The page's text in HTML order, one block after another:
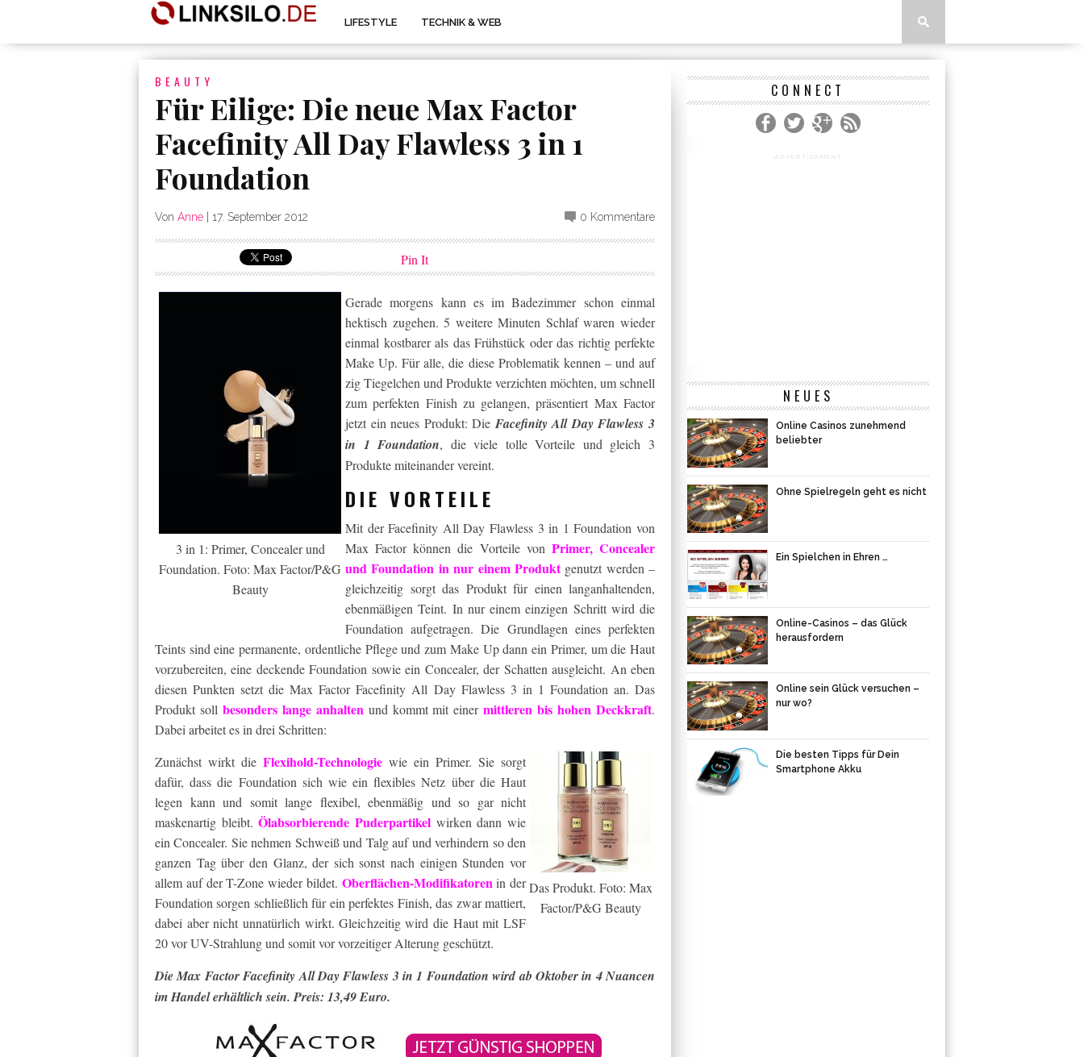
LIFESTYLE TECHNIK & WEB
BEAUTY
Für Eilige: Die neue Max Factor
Facefinity All Day Flawless 3 in 1
Foundation
Von Anne 17. September 2012 0 Kommentare
Pin It
3 in 1: Primer, Concealer und
Foundation. Foto: Max Factor/P&G
Beauty
Gerade morgens kann es im Badezimmer schon einmal
hektisch zugehen. 5 weitere Minuten Schlaf waren wieder
einmal kostbarer als das Frühstück oder das richtig perfekte
Make Up. Für alle, die diese Problematik kennen – und auf
zig Tiegelchen und Produkte verzichten möchten, um schnell
zum perfekten Finish zu gelangen, präsentiert Max Factor
jetzt ein neues Produkt: Die Facefinity All Day Flawless 3
in 1 Foundation, die viele tolle Vorteile und gleich 3
Produkte miteinander vereint.
DIE VORTEILE
Mit der Facefinity All Day Flawless 3 in 1 Foundation von
Max Factor können die Vorteile von Primer, Concealer
und Foundation in nur einem Produktgenutzt werden –
gleichzeitig sorgt das Produkt für einen langanhaltenden,
ebenmäßigen Teint. In nur einem einzigen Schritt wird die
Foundation aufgetragen. Die Grundlagen eines perfekten
Teints sind eine permanente, ordentliche Pflege und zum Make Up dann ein Primer, um die Haut
vorzubereiten, eine deckende Foundation sowie ein Concealer, der Schatten ausgleicht. An eben
diesen Punkten setzt die Max Factor Facefinity All Day Flawless 3 in 1 Foundation an. Das
Produkt soll besonders lange anhalten und kommt mit einermittleren bis hohen Deckkraft.
Dabei arbeitet es in drei Schritten:
Das Produkt. Foto: Max
Factor/P&G Beauty
Zunächst wirkt die Flexihold-Technologie wie ein Primer. Sie sorgt
dafür, dass die Foundation sich wie ein flexibles Netz über die Haut
legen kann und somit lange flexibel, ebenmäßig und so gar nicht
maskenartig bleibt.Ölabsorbierende Puderpartikel wirken dann wie
ein Concealer. Sie nehmen Schweiß und Talg auf und verhindern so den
ganzen Tag über den Glanz, der sich sonst nach einigen Stunden vor
allem auf der T-Zone wieder bildet. Oberflächen-Modifikatoren in der
Foundation sorgen schließlich für ein perfektes Finish, das zwar mattiert,
dabei aber nicht unnatürlich wirkt. Gleichzeitig wird die Haut mit LSF
20 vor UV-Strahlung und somit vor vorzeitiger Alterung geschützt.
Die Max Factor Facefinity All Day Flawless 3 in 1 Foundation wird ab Oktober in 4 Nuancen
im Handel erhältlich sein. Preis: 13,49 Euro.
CONNECT
ADVERTISEMENT
NEUES
Online Casinos zunehmend
beliebter
Ohne Spielregeln geht es nicht
Ein Spielchen in Ehren …
Online-Casinos – das Glück
herausfordern
Online sein Glück versuchen –
nur wo?
Die besten Tipps für Dein
Smartphone Akku